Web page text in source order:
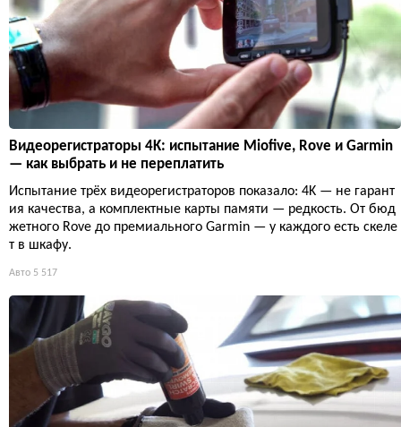
Видеорегистраторы 4K: испытание Miofive, Rove и Garmin
— как выбрать и не переплатить
Испытание трёх видеорегистраторов показало: 4K — не гарант
ия качества, а комплектные карты памяти — редкость. От бюд
жетного Rove до премиального Garmin — у каждого есть скеле
т в шкафу.
Авто 5 517